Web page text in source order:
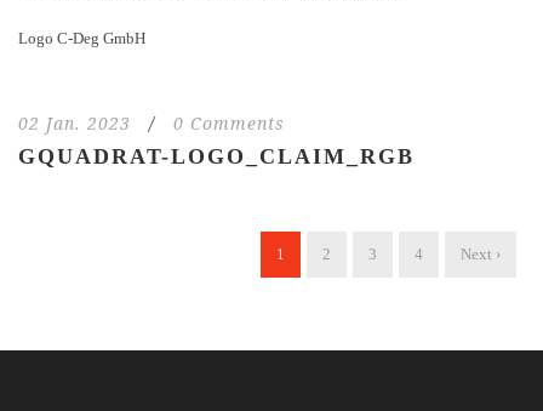
Logo C-Deg GmbH
02 Jan. 2023 / 0 Comments
GQUADRAT-LOGO_CLAIM_RGB
1 2 3 4 Next ›